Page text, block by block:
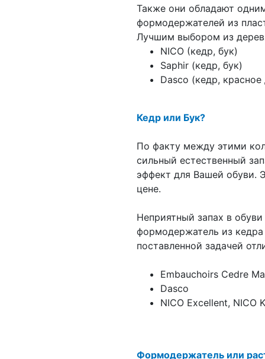
Также они обладают
формодержателей из
Лучшим выбором из
NICO (кедр, бук)
Saphir (кедр, бук)
Dasco (кедр, красное
Кедр или Бук?
По факту между этими
сильный естественный
эффект для Вашей обуви.
цене.
Неприятный запах в
формодержатель из
поставленной задачей
Embauchoirs Cedre
Dasco
NICO Excellent, NICO
Формодержатель или